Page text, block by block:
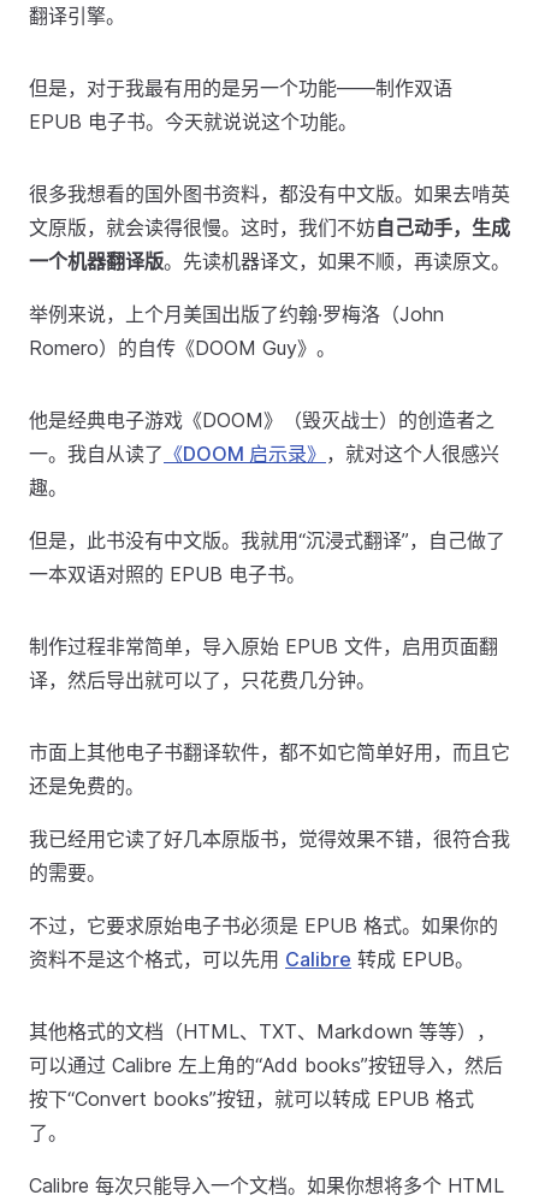
翻译引擎。
但是，对于我最有用的是另一个功能——制作双语
EPUB 电子书。今天就说说这个功能。
很多我想看的国外图书资料，都没有中文版。如果去啃英
文原版，就会读得很慢。这时，我们不妨自己动手，生成
一个机器翻译版。先读机器译文，如果不顺，再读原文。
举例来说，上个月美国出版了约翰·罗梅洛（John
Romero）的自传《DOOM Guy》。
他是经典电子游戏《DOOM》（毁灭战士）的创造者之
一。我自从读了 《DOOM 启示录》 ，就对这个人很感兴
趣。
但是，此书没有中文版。我就用“沉浸式翻译”，自己做了
一本双语对照的 EPUB 电子书。
制作过程非常简单，导入原始 EPUB 文件，启用页面翻
译，然后导出就可以了，只花费几分钟。
市面上其他电子书翻译软件，都不如它简单好用，而且它
还是免费的。
我已经用它读了好几本原版书，觉得效果不错，很符合我
的需要。
不过，它要求原始电子书必须是 EPUB 格式。如果你的
资料不是这个格式，可以先用 Calibre 转成 EPUB。
其他格式的文档（HTML、TXT、Markdown 等等），
可以通过 Calibre 左上角的“Add books”按钮导入，然后
按下“Convert books”按钮，就可以转成 EPUB 格式
了。
Calibre 每次只能导入一个文档。如果你想将多个 HTML